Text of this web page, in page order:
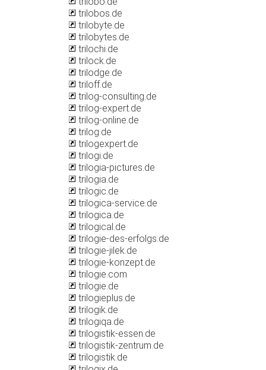
trilobos.de
trilobyte.de
trilobytes.de
trilochi.de
trilock.de
trilodge.de
triloff.de
trilog-consulting.de
trilog-expert.de
trilog-online.de
trilog.de
trilogexpert.de
trilogi.de
trilogia-pictures.de
trilogia.de
trilogic.de
trilogica-service.de
trilogica.de
trilogical.de
trilogie-des-erfolgs.de
trilogie-jilek.de
trilogie-konzept.de
trilogie.com
trilogie.de
trilogieplus.de
trilogik.de
trilogiqa.de
trilogistik-essen.de
trilogistik-zentrum.de
trilogistik.de